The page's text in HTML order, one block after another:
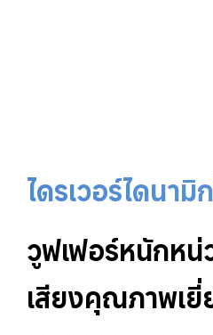
ไดรเวอร์ไดนา
วูฟเฟอร์หนักหน่
เสียงคุณภาพเยี่